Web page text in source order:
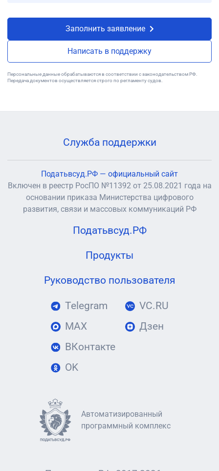
Заполнить заявление
Написать в поддержку
Персональные данные обрабатываются в соответствии с законодательством РФ.
Передача документов осуществляется строго по регламенту судов.
Служба поддержки
Податьвсуд.РФ — официальный сайт
Включен в реестр РосПО №11392 от 25.08.2021 года на
основании приказа Министерства цифрового
развития, связи и массовых коммуникаций РФ
Податьвсуд.РФ
Продукты
Руководство пользователя
Telegram
MAX
ВКонтакте
OK
VC.RU
Дзен
Автоматизированный
программный комплекс